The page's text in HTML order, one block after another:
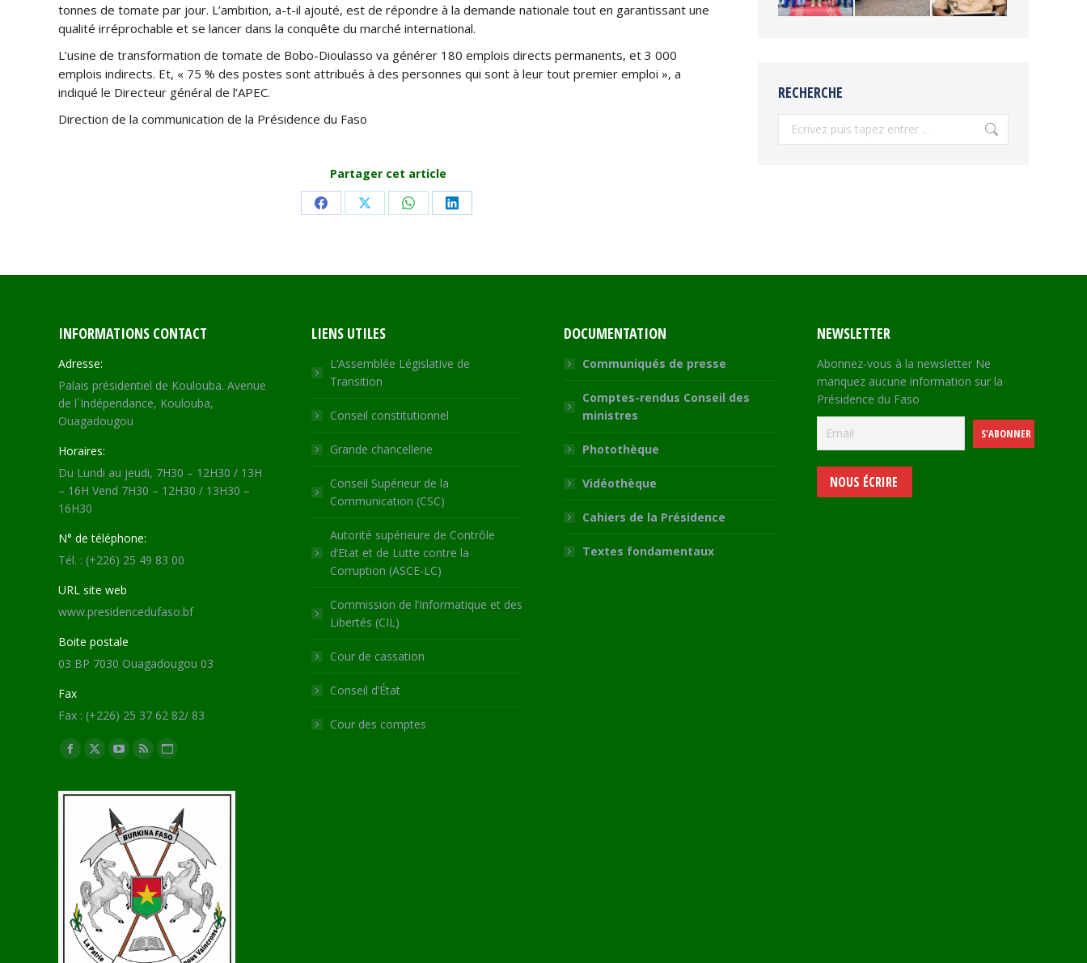
tonnes de tomate par jour. L’ambition, a-t-il ajouté, est de répondre à la demande nationale tout en garantissant une
qualité irréprochable et se lancer dans la conquête du marché international.
L’usine de transformation de tomate de Bobo-Dioulasso va générer 180 emplois directs permanents, et 3 000
emplois indirects. Et, « 75 % des postes sont attribués à des personnes qui sont à leur tout premier emploi », a
indiqué le Directeur général de l’APEC.
Direction de la communication de la Présidence du Faso
Partager cet article
Share Share Share Share
RECHERCHE
Recherche
INFORMATIONS CONTACT
Adresse:
Palais présidentiel de Koulouba. Avenue
de l´Indépendance, Koulouba,
Ouagadougou
Horaires:
Du Lundi au jeudi, 7H30 – 12H30 / 13H
– 16H Vend 7H30 – 12H30 / 13H30 –
16H30
N° de téléphone:
Tél. : (+226) 25 49 83 00
URL site web
www.presidencedufaso.bf
Boite postale
03 BP 7030 Ouagadougou 03
Fax
Fax : (+226) 25 37 62 82/ 83
Trouvez nous sur :
Facebook
opens
window
X
opens
new
window
YouTube
opens
in
new
window
RSS
opens
new
window
Site
page
opens
in
new
window
LIENS UTILES
L’Assemblée Législative de
Transition
Conseil constitutionnel
Grande chancellerie
Conseil Supérieur de la
Communication (CSC)
Autorité supérieure de Contrôle
d’Etat et de Lutte contre la
Corruption (ASCE-LC)
Commission de l’Informatique et des
Libertés (CIL)
Cour de cassation
Conseil d’État
Cour des comptes
DOCUMENTATION
Communiqués de presse
Comptes-rendus Conseil des
ministres
Photothèque
Vidéothèque
Cahiers de la Présidence
Textes fondamentaux
NEWSLETTER
Abonnez-vous à la newsletter Ne
manquez aucune information sur la
Présidence du Faso
NOUS ÉCRIRE